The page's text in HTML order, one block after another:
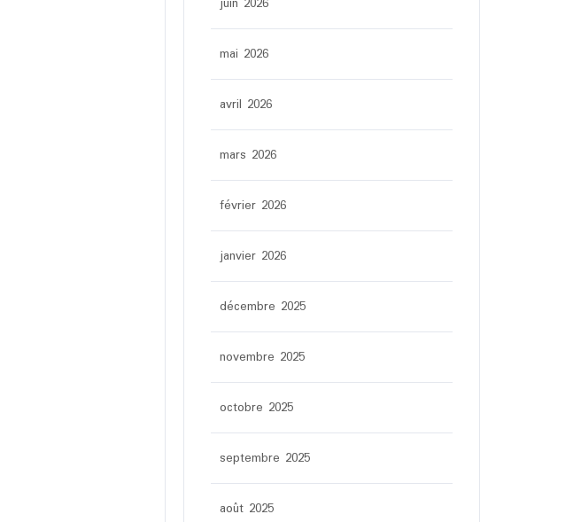
mai 2026
avril 2026
mars 2026
février 2026
janvier 2026
décembre 2025
novembre 2025
octobre 2025
septembre 2025
août 2025